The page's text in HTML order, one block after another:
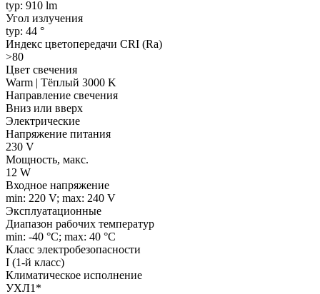
typ: 910 lm
Угол излучения
typ: 44 °
Индекс цветопередачи CRI (Ra)
>80
Цвет свечения
Warm | Тёплый 3000 K
Направление свечения
Вниз или вверх
Электрические
Напряжение питания
230 V
Мощность, макс.
12 W
Входное напряжение
min: 220 V; max: 240 V
Эксплуатационные
Диапазон рабочих температур
min: -40 °C; max: 40 °C
Класс электробезопасности
I (1-й класс)
Климатическое исполнение
УХЛ1*